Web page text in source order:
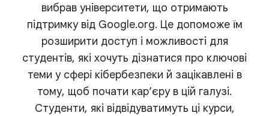
вибрав університети, що отримають
підтримку від Google.org. Це допоможе їм
розширити доступ і можливості для
студентів, які хочуть дізнатися про ключові
теми у сфері кібербезпеки й зацікавлені в
тому, щоб почати кар’єру в цій галузі.
Студенти, які відвідуватимуть ці курси,